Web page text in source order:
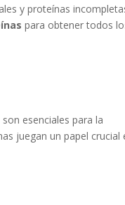
y proteínas
para obtener todos
esenciales para la
juegan un papel crucial